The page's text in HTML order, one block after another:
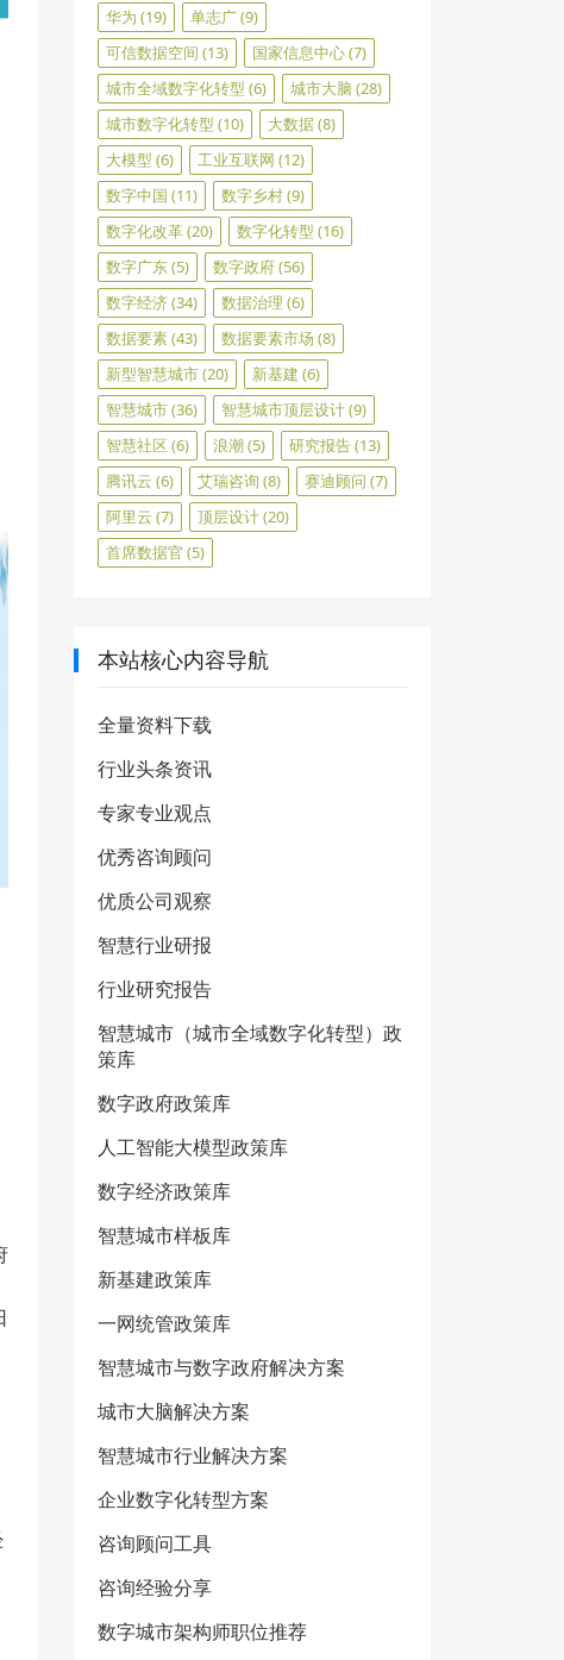
华为 (19) 单志广(9)
可信数据空间 (13) 国家信息中心(7)
城市全域数字化转型 (6) 城市大脑 (28)
城市数字化转型 (10) 大数据(8)
大模型 (6) 工业互联网 (12)
数字中国 (11) 数字乡村(9)
数字化改革(20) 数字化转型 (16)
数字广东(5) 数字政府(56)
数字经济(34) 数据治理 (6)
数据要素(43) 数据要素市场 (8)
新型智慧城市(20) 新基建 (6)
智慧城市(36) 智慧城市顶层设计(9)
智慧社区 (6) 浪潮(5) 研究报告(13)
腾讯云 (6) 艾瑞咨询 (8) 赛迪顾问 (7)
阿里云 (7) 顶层设计(20)
首席数据官 (5)
本站核心内容导航
全量资料下载
行业头条资讯
专家专业观点
优秀咨询顾问
优质公司观察
智慧行业研报
行业研究报告
智慧城市（城市全域数字化转型）政
策库
数字政府政策库
人工智能大模型政策库
数字经济政策库
智慧城市样板库
新基建政策库
一网统管政策库
智慧城市与数字政府解决方案
城市大脑解决方案
智慧城市行业解决方案
企业数字化转型方案
咨询顾问工具
咨询经验分享
数字城市架构师职位推荐